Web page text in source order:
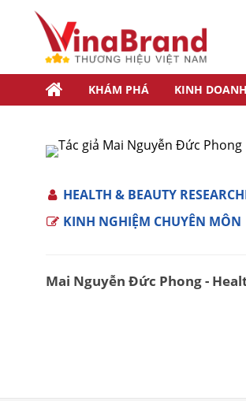
KHÁM PHÁ KINH DOANH
HEALTH & BEAUTY
KINH NGHIỆM CHUYÊN MÔN
Mai Nguyễn Đức Phong -